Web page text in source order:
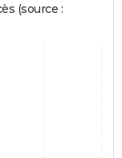
(source :